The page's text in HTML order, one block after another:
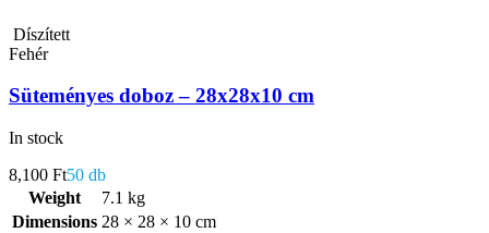
Díszített
Fehér
Süteményes doboz – 28x28x10 cm
In stock
8,100 Ft50 db
Weight
7.1 kg
Dimensions 28 × 28 × 10 cm